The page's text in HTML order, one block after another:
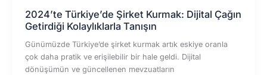
2024’te Türkiye’de Şirket Kurmak: Dijital Çağın
Getirdiği Kolaylıklarla Tanışın
Günümüzde Türkiye’de şirket kurmak artık eskiye oranla
çok daha pratik ve erişilebilir bir hale geldi. Dijital
dönüşümün ve güncellenen mevzuatların